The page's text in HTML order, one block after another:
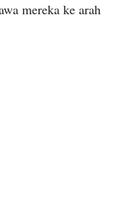
mereka ke arah